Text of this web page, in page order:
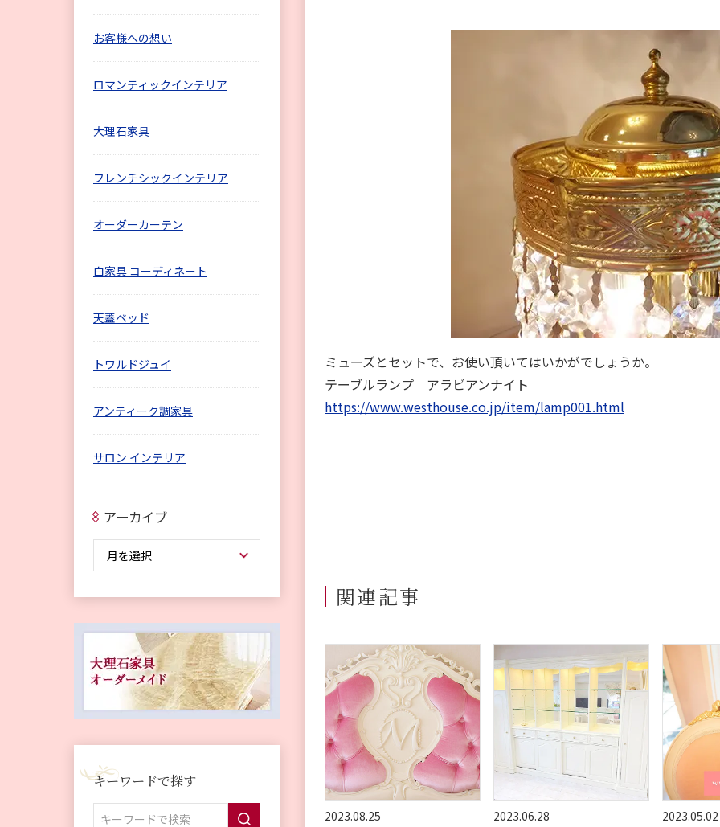
ミューズとセットで、お使い頂いてはいかがでしょうか。
テーブルランプ アラビアンナイト
https://www.westhouse.co.jp/item/lamp001.html
関連記事
2023.08.25
2023.06.28
2023.05.02
お客様への想い
ロマンティックインテリア
大理石家具
フレンチシックインテリア
オーダーカーテン
白家具 コーディネート
天蓋ベッド
トワルドジュイ
アンティーク調家具
サロン インテリア
アーカイブ
キーワードで探す